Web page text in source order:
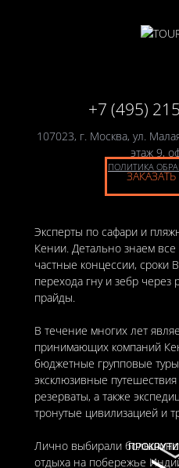
+7 (495)
107023, г. Москва, ул.
этаж 9,
ПОЛИТИКА
Эксперты по сафари и
Кении. Детально знаем
частные концессии, сроки
перехода гну и зебр
прайды.
В течение многих лет
принимающих компаний
бюджетные групповые
эксклюзивные
резерваты, а также
тронутые цивилизацией и
Лично выбирали
отдыха на побережье